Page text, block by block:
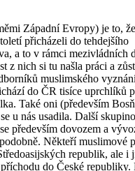
Západní Evropy) je to,
přicházeli do tehdejšího
a to v rámci mezivládních
z nich si tu našla práci a
muslimského
do ČR tisíce uprchlíků
Také oni (především
u nás usadila. Další
především dovozem a
Někteří muslimové
republik, ale i
do České republiky.